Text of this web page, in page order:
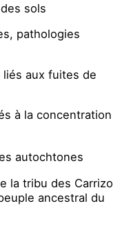
sols
pathologies
liés aux fuites de
à la concentration
autochtones
la tribu des Carrizo
ancestral du